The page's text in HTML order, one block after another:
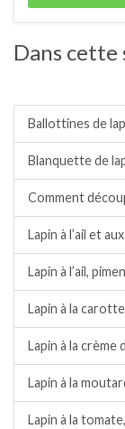
Dans cette
Ballottines de
Blanquette de
Comment
Lapin à l’ail et
Lapin à l’ail,
Lapin à la
Lapin à la crème
Lapin à la
Lapin à la